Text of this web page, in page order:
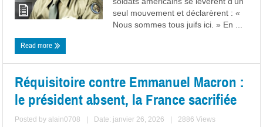
seul mouvement et déclarèrent : «
Nous sommes tous juifs ici. » En ...
Read more
Réquisitoire contre Emmanuel Macron :
le président absent, la France sacrifiée
Posted byalain0708 Date: janvier 26, 2026 2886 Views